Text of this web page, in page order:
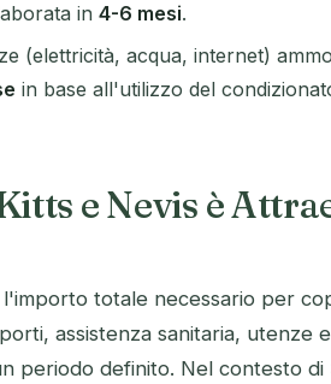
in 4-6 mesi.
(elettricità, acqua, internet)
in base all'utilizzo del
e Nevis è
totale necessario per
assistenza sanitaria, utenze
periodo definito. Nel contesto